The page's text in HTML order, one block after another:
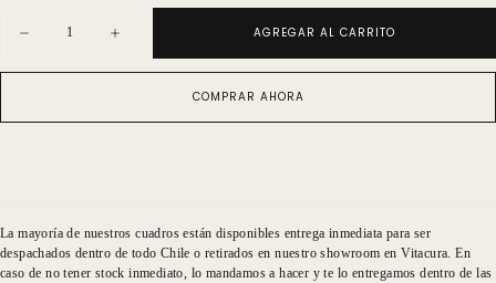
Disminuir
para
Silueta
Aumentar
cantidad
para
Silueta
AGREGAR AL CARRITO
COMPRAR AHORA
La mayoría de nuestros cuadros están disponibles entrega inmediata para ser
despachados dentro de todo Chile o retirados en nuestro showroom en Vitacura. En
caso de no tener stock inmediato, lo mandamos a hacer y te lo entregamos dentro de las